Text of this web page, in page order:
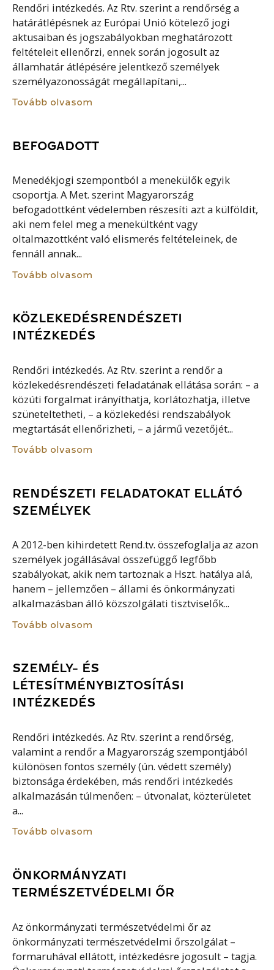
Rendőri intézkedés. Az Rtv. szerint a rendőrség a
határátlépésnek az Európai Unió kötelező jogi
aktusaiban és jogszabályokban meghatározott
feltételeit ellenőrzi, ennek során jogosult az
államhatár átlépésére jelentkező személyek
személyazonosságát megállapítani,...
Tovább olvasom
BEFOGADOTT
Menedékjogi szempontból a menekülők egyik
csoportja. A Met. szerint Magyarország
befogadottként védelemben részesíti azt a külföldit,
aki nem felel meg a menekültként vagy
oltalmazottként való elismerés feltételeinek, de
fennáll annak...
Tovább olvasom
KÖZLEKEDÉSRENDÉSZETI
INTÉZKEDÉS
Rendőri intézkedés. Az Rtv. szerint a rendőr a
közlekedésrendészeti feladatának ellátása során: – a
közúti forgalmat irányíthatja, korlátozhatja, illetve
szüneteltetheti, – a közlekedési rendszabályok
megtartását ellenőrizheti, – a jármű vezetőjét...
Tovább olvasom
RENDÉSZETI FELADATOKAT ELLÁTÓ
SZEMÉLYEK
A 2012-ben kihirdetett Rend.tv. összefoglalja az azon
személyek jogállásával összefüggő legfőbb
szabályokat, akik nem tartoznak a Hszt. hatálya alá,
hanem – jellemzően – állami és önkormányzati
alkalmazásban álló közszolgálati tisztviselők...
Tovább olvasom
SZEMÉLY- ÉS
LÉTESÍTMÉNYBIZTOSÍTÁSI
INTÉZKEDÉS
Rendőri intézkedés. Az Rtv. szerint a rendőrség,
valamint a rendőr a Magyarország szempontjából
különösen fontos személy (ún. védett személy)
biztonsága érdekében, más rendőri intézkedés
alkalmazásán túlmenően: – útvonalat, közterületet
a...
Tovább olvasom
ÖNKORMÁNYZATI
TERMÉSZETVÉDELMI ŐR
Az önkormányzati természetvédelmi őr az
önkormányzati természetvédelmi őrszolgálat –
formaruhával ellátott, intézkedésre jogosult – tagja.